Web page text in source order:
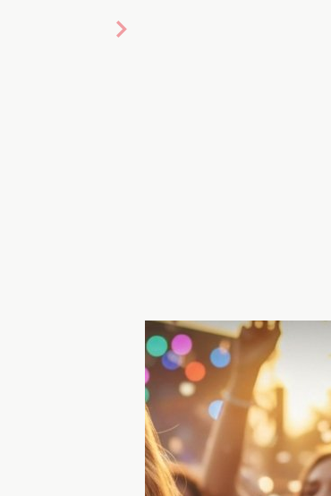
если закончилась фантазия
точная и яркая подпись
– это
превратить обычное селфи в
– это ваш голос, настроение и